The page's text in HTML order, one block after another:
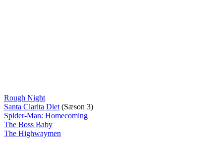
Rough Night
Santa Clarita Diet (Sæson 3)
Spider-Man: Homecoming
The Boss Baby
The Highwaymen